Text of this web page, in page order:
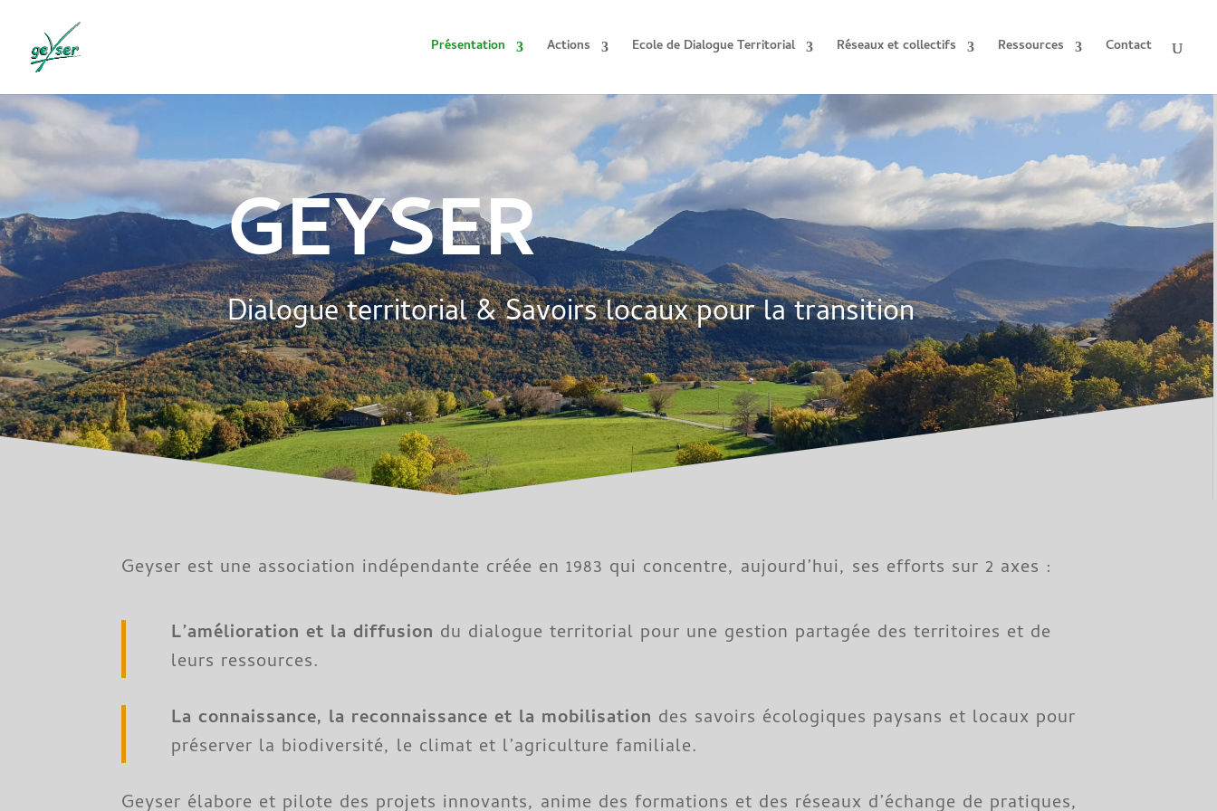
Présentation Actions Ecole de Dialogue Territorial Réseaux et collectifs Ressources Contact
GEYSER
Dialogue territorial & Savoirs locaux pour la transition
Geyser est une association indépendante créée en 1983 qui concentre, aujourd’hui, ses efforts sur 2 axes :
L’amélioration et la diffusion du dialogue territorial pour une gestion partagée des territoires et de
leurs ressources.
La connaissance, la reconnaissance et la mobilisation des savoirs écologiques paysans et locaux pour
préserver la biodiversité, le climat et l’agriculture familiale.
Geyser élabore et pilote des projets innovants, anime des formations et des réseaux d’échange de pratiques,